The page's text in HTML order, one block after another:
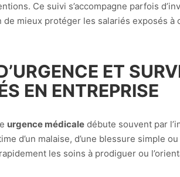
Ce suivi s’accompagne parfois
de mieux protéger les salariés exposés à
ET
EN ENTREPRISE
urgence médicale débute souvent par
d’un malaise, d’une blessure simple
les soins à prodiguer ou